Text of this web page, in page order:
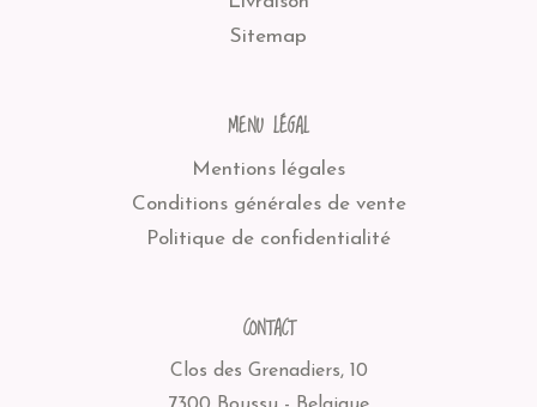
Sitemap
MENU LÉGAL
Mentions légales
Conditions générales de vente
Politique de confidentialité
CONTACT
Clos des Grenadiers, 10